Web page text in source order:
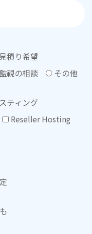
積り希望
視の相談
その他
ティング
Reseller Hosting